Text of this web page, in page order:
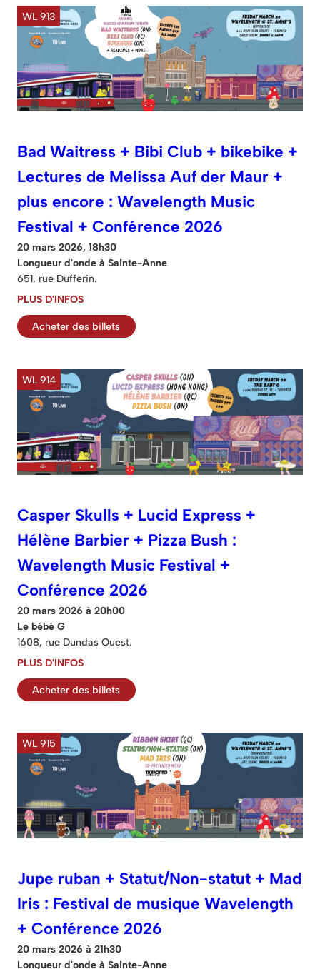
WL 913
Bad Waitress + Bibi Club + bikebike +
Lectures de Melissa Auf der Maur +
plus encore : Wavelength Music
Festival + Conférence 2026
20 mars 2026, 18h30
Longueur d'onde à Sainte-Anne
651, rue Dufferin.
PLUS D'INFOS
Acheter des billets
WL 914
Casper Skulls + Lucid Express +
Hélène Barbier + Pizza Bush :
Wavelength Music Festival +
Conférence 2026
20 mars 2026 à 20h00
Le bébé G
1608, rue Dundas Ouest.
PLUS D'INFOS
Acheter des billets
WL 915
Jupe ruban + Statut/Non-statut + Mad
Iris : Festival de musique Wavelength
+ Conférence 2026
20 mars 2026 à 21h30
Longueur d'onde à Sainte-Anne